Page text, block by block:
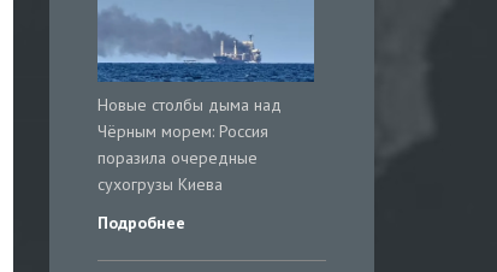
Новые столбы дыма над
Чёрным морем: Россия
поразила очередные
сухогрузы Киева
Подробнее